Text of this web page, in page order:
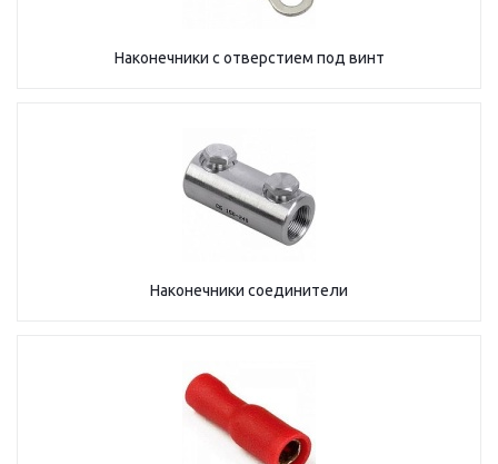
Наконечники с отверстием под винт
Наконечники соединители